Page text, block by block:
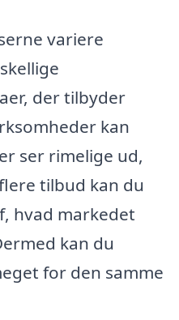
variere
der tilbyder
kan
ser rimelige ud,
tilbud kan du
hvad markedet
kan du
for den samme